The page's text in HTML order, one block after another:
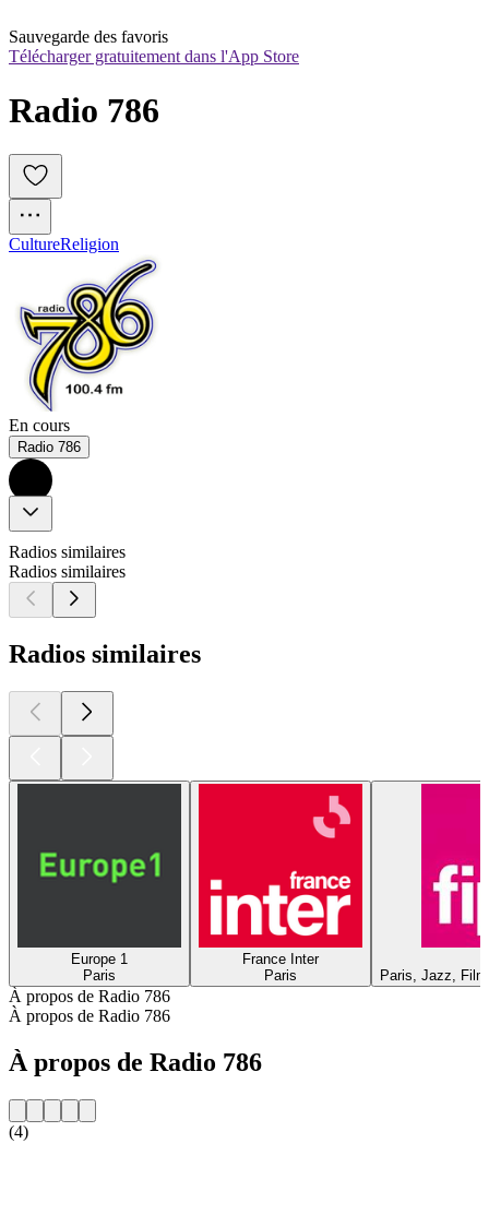
Sauvegarde des favoris
Télécharger gratuitement dans l'App Store
Radio 786
CultureReligion
En cours
Radio 786
Radios similaires
Radios similaires
Radios similaires
Europe 1
Paris
France Inter
Paris
Paris, Jazz,
À propos de Radio 786
À propos de Radio 786
À propos de Radio 786
(4)